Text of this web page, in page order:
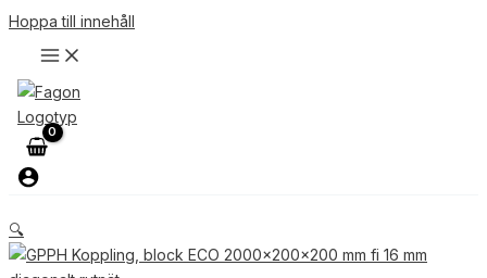
Hoppa till innehåll
🔍